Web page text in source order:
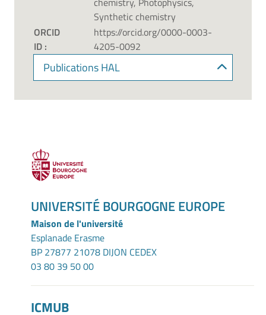
Synthetic chemistry
ORCID
ID :
https://orcid.org/0000-0003-
4205-0092
Publications HAL
UNIVERSITÉ BOURGOGNE EUROPE
Maison de l'université
Esplanade Erasme
BP 27877 21078 DIJON CEDEX
03 80 39 50 00
ICMUB